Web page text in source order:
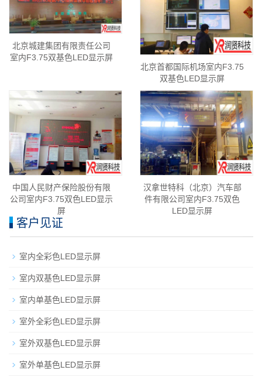
北京城建集团有限责任公司
室内F3.75双基色LED显示屏
北京首都国际机场室内F3.75
双基色LED显示屏
中国人民财产保险股份有限
公司室内F3.75双色LED显示
屏
汉拿世特科（北京）汽车部
件有限公司室内F3.75双色
LED显示屏
客户见证
室内全彩色LED显示屏
室内双基色LED显示屏
室内单基色LED显示屏
室外全彩色LED显示屏
室外双基色LED显示屏
室外单基色LED显示屏